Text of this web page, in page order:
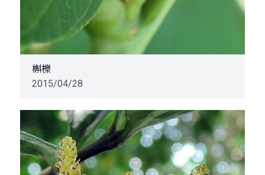
槲櫟
2015/04/28